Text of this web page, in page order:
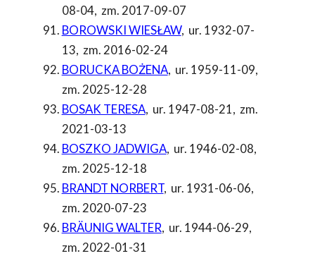
08-04, zm. 2017-09-07
BOROWSKI WIESŁAW, ur. 1932-07-
13, zm. 2016-02-24
BORUCKA BOŻENA, ur. 1959-11-09,
zm. 2025-12-28
BOSAK TERESA, ur. 1947-08-21, zm.
2021-03-13
BOSZKO JADWIGA, ur. 1946-02-08,
zm. 2025-12-18
BRANDT NORBERT, ur. 1931-06-06,
zm. 2020-07-23
BRÄUNIG WALTER, ur. 1944-06-29,
zm. 2022-01-31